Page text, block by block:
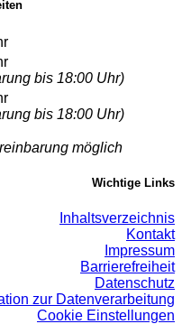
bis 18:00 Uhr)
bis 18:00 Uhr)
möglich
Wichtige Links
Inhaltsverzeichnis
Kontakt
Impressum
Barrierefreiheit
Datenschutz
zur Datenverarbeitung
Cookie Einstellungen